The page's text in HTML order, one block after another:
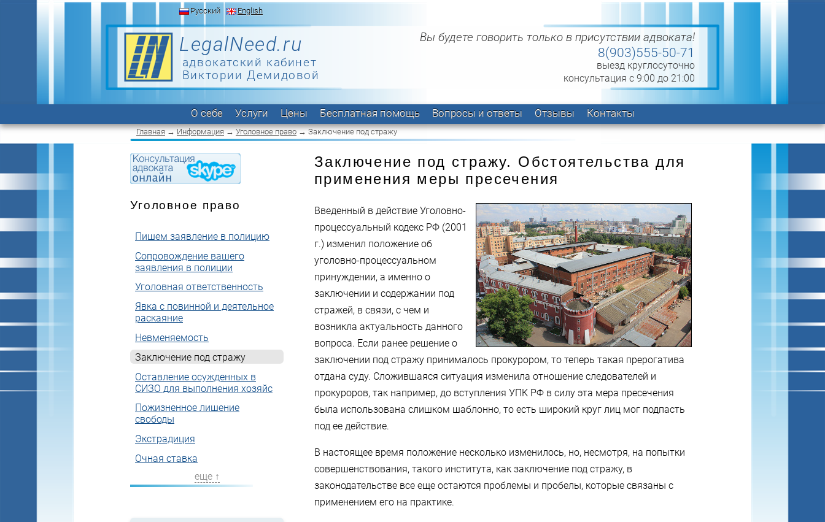
LegalNeed.ru
адвокатский кабинет
Виктории Демидовой
Вы будете говорить только в присутствии адвоката!
8(903)555-50-71
выезд круглосуточно
консультация с 9:00 до 21:00
Русский English
О себе Услуги Цены Бесплатная помощь Вопросы и ответы Отзывы Контакты
Главная→Информация→Уголовное право→ Заключение под стражу
Уголовное право
Пишем заявление в полицию
Сопровождение вашего
заявления в полиции
Уголовная ответственность
Явка с повинной и деятельное
раскаяние
Невменяемость
Заключение под стражу
Оставление осужденных в
СИЗО для выполнения хозяйс
Пожизненное лишение
свободы
Экстрадиция
Очная ставка
еще ↑
Заключение под стражу. Обстоятельства для
применения меры пресечения
Введенный в действие Уголовно-
процессуальный кодекc РФ (2001
г.) изменил положение об
уголовно-процессуальном
принуждении, а именно о
заключении и содержании под
стражей, в связи, с чем и
возникла актуальность данного
вопроса. Если ранее решение о
заключении под стражу принималось прокурором, то теперь такая прерогатива
отдана суду. Сложившаяся ситуация изменила отношение следователей и
прокуроров, так например, до вступления УПК РФ в силу эта мера пресечения
была использована слишком шаблонно, то есть широкий круг лиц мог подпасть
под ее действие.
В настоящее время положение несколько изменилось, но, несмотря, на попытки
совершенствования, такого института, как заключение под стражу, в
законодательстве все еще остаются проблемы и пробелы, которые связаны с
применением его на практике.